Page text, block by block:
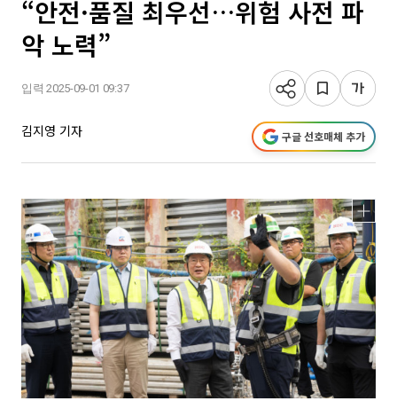
“안전·품질 최우선…위험 사전 파
악 노력”
입력 2025-09-01 09:37
김지영 기자 구글 선호매체 추가